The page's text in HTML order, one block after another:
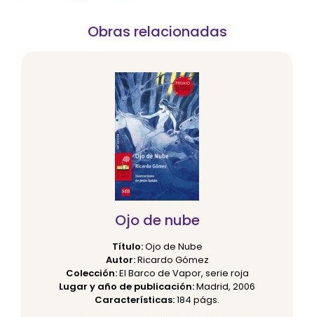
Obras relacionadas
Ojo de nube
Título:Ojo de Nube
Autor:Ricardo Gómez
Colección:El Barco de Vapor, serie roja
Lugar y año de publicación:Madrid, 2006
Características:184 págs.